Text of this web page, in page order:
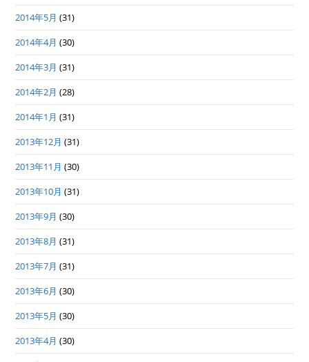
2014年5月 (31)
2014年4月 (30)
2014年3月 (31)
2014年2月 (28)
2014年1月 (31)
2013年12月 (31)
2013年11月 (30)
2013年10月 (31)
2013年9月 (30)
2013年8月 (31)
2013年7月 (31)
2013年6月 (30)
2013年5月 (30)
2013年4月 (30)